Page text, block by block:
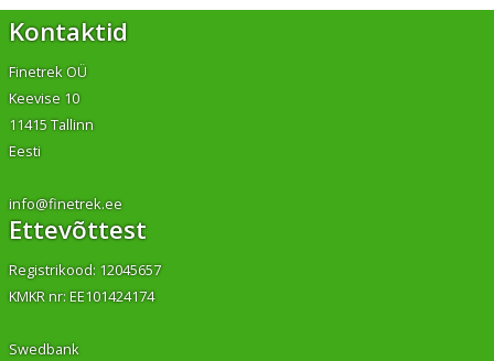
Kontaktid
Finetrek OÜ
Keevise 10
11415 Tallinn
Eesti
info@finetrek.ee
Ettevõttest
Registrikood: 12045657
KMKR nr: EE101424174
Swedbank